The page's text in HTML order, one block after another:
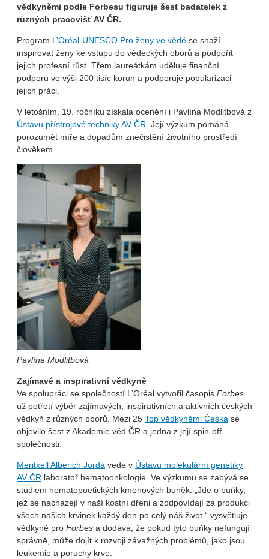
vědkyněmi podle Forbesu figuruje šest badatelek z
různých pracovišť AV ČR.
Program L’Oréal-UNESCO Pro ženy ve vědě se snaží
inspirovat ženy ke vstupu do vědeckých oborů a podpořit
jejich profesní růst. Třem laureátkám uděluje finanční
podporu ve výši 200 tisíc korun a podporuje popularizaci
jejich práci.
V letošním, 19. ročníku získala ocenění i Pavlína Modlitbová z
Ústavu přístrojové techniky AV ČR. Její výzkum pomáhá
porozumět míře a dopadům znečistění životního prostředí
člověkem.
Pavlína Modlitbová
Zajímavé a inspirativní vědkyně
Ve spolupráci se společností L’Oréal vytvořil časopis Forbes
už potřetí výběr zajímavých, inspirativních a aktivních českých
vědkyň z různých oborů. Mezi 25 Top vědkyněmi Česka se
objevilo šest z Akademie věd ČR a jedna z její spin-off
společnosti.
Meritxell Alberich Jordà vede v Ústavu molekulární genetiky
AV ČR laboratoř hematoonkologie. Ve výzkumu se zabývá se
studiem hematopoetických kmenových buněk. „Jde o buňky,
jež se nacházejí v naší kostní dřeni a zodpovídají za produkci
všech našich krvinek každý den po celý náš život,“ vysvětluje
vědkyně pro Forbes a dodává, že pokud tyto buňky nefungují
správně, může dojít k rozvoji závažných problémů, jako jsou
leukemie a poruchy krve.